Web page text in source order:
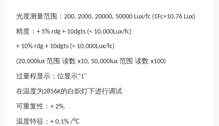
光度测量范围： 200, 2000, 20000, 50000 Lux/fc (1Fc=10.76 Lux)
精度：+ 5% rdg + 10dgts (< 10,000Lux/fc)
+ 10% rdg + 10dgts (> 10,000Lux/fc)
(20,000lux范围 读数x10, 50,000lux范围 读数x100)
过量程显示：位显示“1"
在温度为2856K的白炽灯下进行调试
可重复性：+ 2%.
温度特征：+ 0.1% /℃